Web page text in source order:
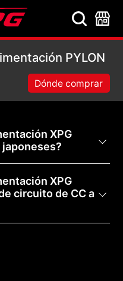
de
PYLON
Dónde comprar
XPG
XPG
circuito de CC a